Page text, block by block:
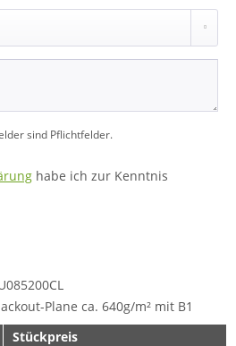
sind Pflichtfelder.
habe ich zur Kenntnis
Plane ca. 640g/m² mit B1
Stückpreis